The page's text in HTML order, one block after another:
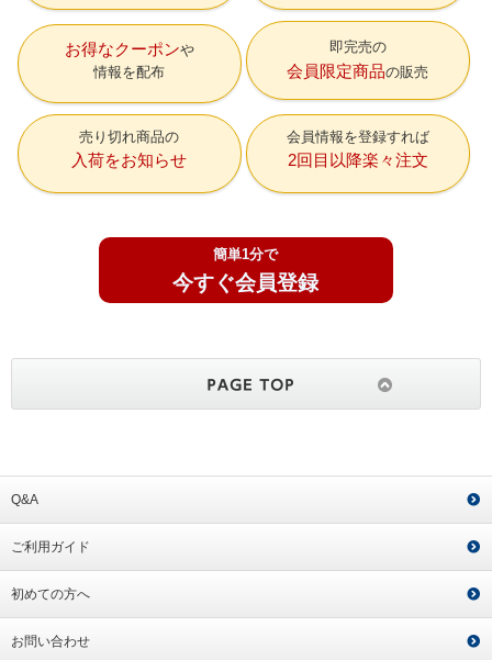
お得なクーポン
情報を配布
即完売の
会員限定商品の販売
売り切れ商品の
入荷をお知らせ
会員情報を登録すれば
2回目以降楽々注文
簡単1分で
今すぐ会員登録
Q&A
ご利用ガイド
初めての方へ
お問い合わせ